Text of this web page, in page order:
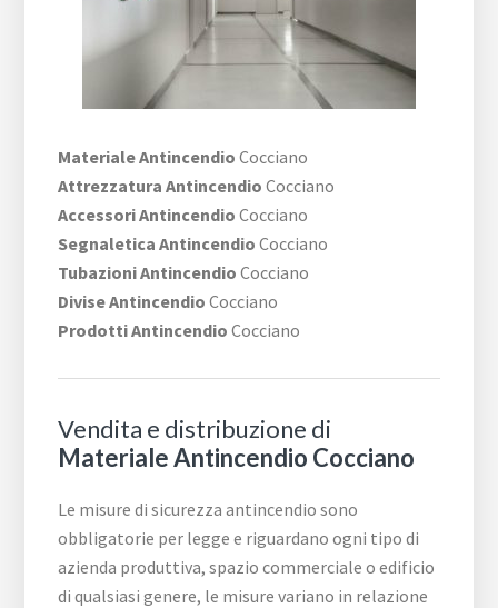
Materiale Antincendio Cocciano
Attrezzatura Antincendio Cocciano
Accessori Antincendio Cocciano
Segnaletica Antincendio Cocciano
Tubazioni Antincendio Cocciano
Divise Antincendio Cocciano
Prodotti Antincendio Cocciano
Vendita e distribuzione di
Materiale Antincendio Cocciano
Le misure di sicurezza antincendio sono
obbligatorie per legge e riguardano ogni tipo di
azienda produttiva, spazio commerciale o edificio
di qualsiasi genere, le misure variano in relazione